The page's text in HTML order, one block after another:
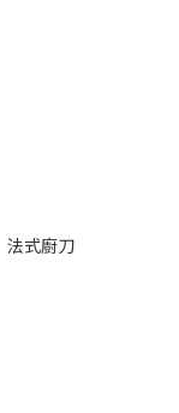
法式廚刀